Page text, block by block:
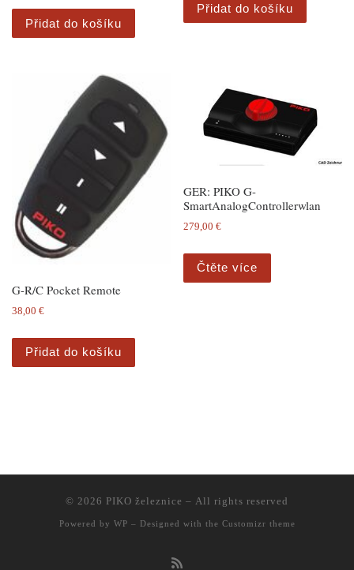
Přidat do košíku
Přidat do košíku
G-R/C Pocket Remote
38,00 €
Přidat do košíku
GER: PIKO G-
SmartAnalogControllerwlan
279,00€
Čtěte více
© 2026 PIKO železnice – All rights reserved
Powered by WP – Designed with the Customizr theme